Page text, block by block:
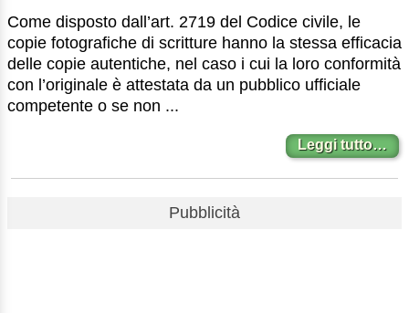
Come disposto dall’art. 2719 del Codice civile, le
copie fotografiche di scritture hanno la stessa efficacia
delle copie autentiche, nel caso i cui la loro conformità
con l’originale è attestata da un pubblico ufficiale
competente o se non ...
Leggi tutto…
Pubblicità